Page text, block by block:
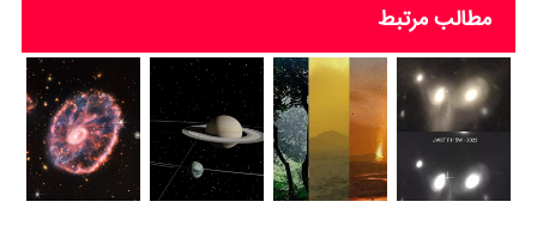
مطالب مرتبط